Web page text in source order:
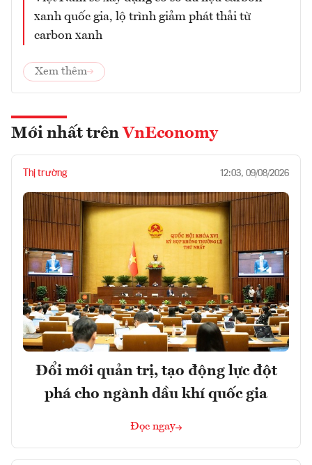
xanh quốc gia, lộ trình giảm phát thải từ
carbon xanh
Xem thêm
Mới nhất trên VnEconomy
Thị trường 12:03, 09/08/2026
Đổi mới quản trị, tạo động lực đột
phá cho ngành dầu khí quốc gia
Đọc ngay